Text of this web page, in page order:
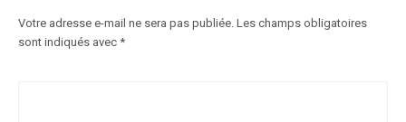
Votre adresse e-mail ne sera pas publiée. Les champs obligatoires
sont indiqués avec *